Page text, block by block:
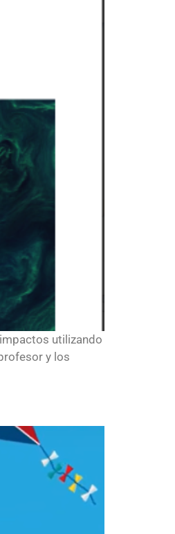
utilizando
y los